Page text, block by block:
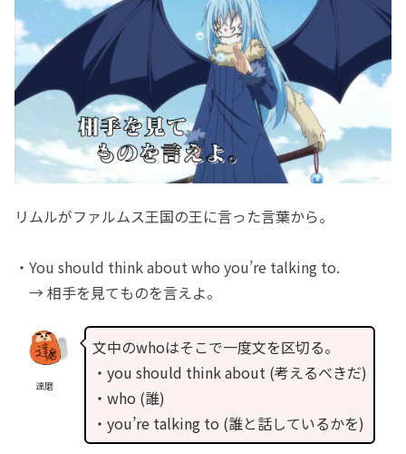
リムルがファルムス王国の王に言った言葉から。
・You should think about who you’re talking to.
→ 相手を見てものを言えよ。
達磨
文中のwhoはそこで一度文を区切る。
・you should think about (考えるべきだ)
・who (誰)
・you’re talking to (誰と話しているかを)